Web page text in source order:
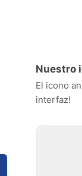
Nuestro
El icono
interfaz!